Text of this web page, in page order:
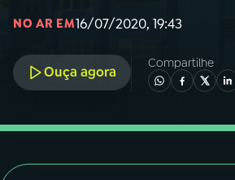
05PODCASTS
NO AR EM16/07/2020, 19:43
Ouça agora
Compartilhe